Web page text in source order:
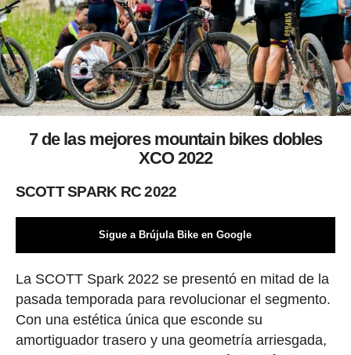
7 de las mejores mountain bikes dobles
XCO 2022
SCOTT SPARK RC 2022
Sigue a Brújula Bike en Google
La SCOTT Spark 2022 se presentó en mitad de la
pasada temporada para revolucionar el segmento.
Con una estética única que esconde su
amortiguador trasero y una geometría arriesgada,